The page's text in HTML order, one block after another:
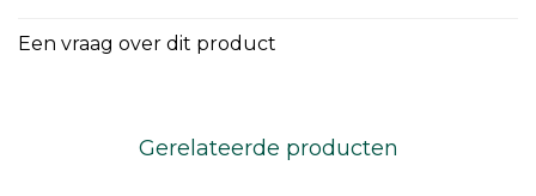
Een vraag over dit product
Gerelateerde producten